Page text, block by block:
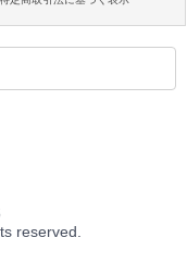
reserved.